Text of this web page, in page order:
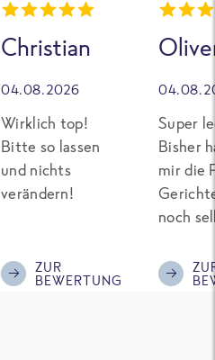
Christian
04.08.2026
Wirklich top!
Bitte so lassen
und nichts
verändern!
ZUR
BEWERTUNG
Super
Bisher
mir die
noch
Eiweiß.
was